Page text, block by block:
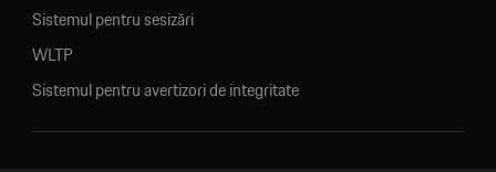
Sistemul pentru sesizări
WLTP
Sistemul pentru avertizori de integritate